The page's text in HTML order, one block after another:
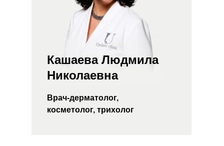
Кашаева Людмила
Николаевна
Врач-дерматолог,
косметолог, трихолог